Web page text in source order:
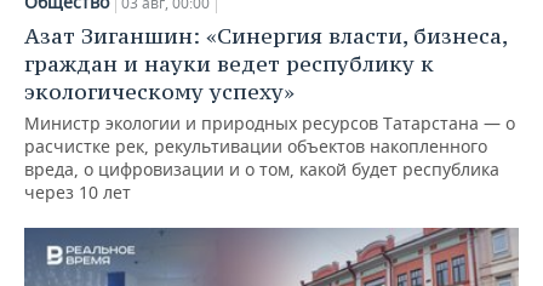
Азат Зиганшин: «Синергия власти, бизнеса,
граждан и науки ведет республику к
экологическому успеху»
Министр экологии и природных ресурсов Татарстана — о
расчистке рек, рекультивации объектов накопленного
вреда, о цифровизации и о том, какой будет республика
через 10 лет